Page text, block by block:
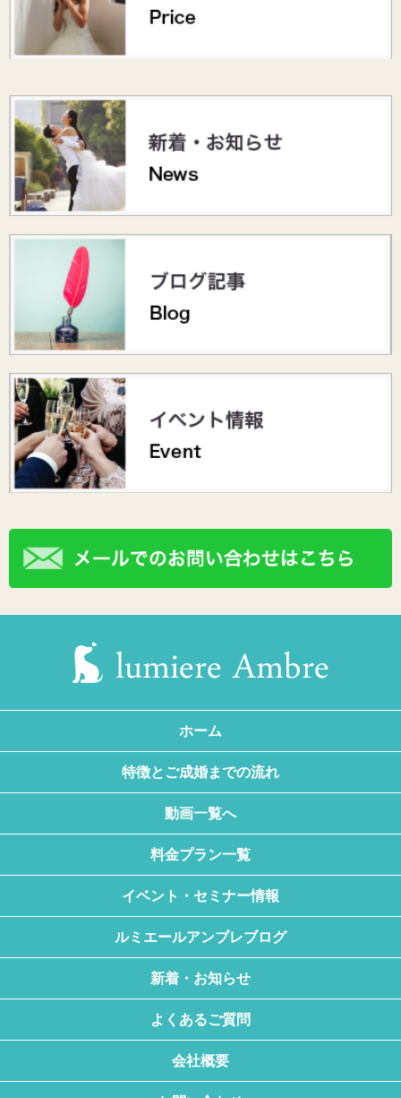
ホーム
特徴とご成婚までの流れ
動画一覧へ
料金プラン一覧
イベント・セミナー情報
ルミエールアンブレブログ
新着・お知らせ
よくあるご質問
会社概要